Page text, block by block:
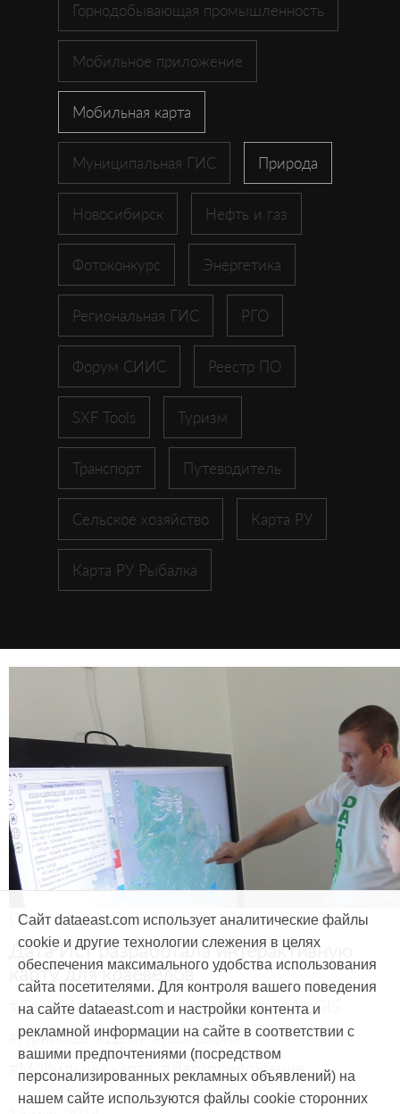
Горнодобывающая промышленность
Мобильное приложение
Мобильная карта
Муниципальная ГИС Природа
Новосибирск Нефть и газ
Фотоконкурс Энергетика
Региональная ГИС РГО
Форум СИИС Реестр ПО
SXF Tools Туризм
Транспорт Путеводитель
Сельское хозяйство Карта РУ
Карта РУ Рыбалка
Продукты и услуги
Дата Ист разработала интерактивную
карту для краеведов
#CarryMap #Интерактивная карта #ArcGIS
#Природа #Дети #География
#Мобильная карта #Веб-приложение
Сайт dataeast.com использует аналитические файлы
cookie и другие технологии слежения в целях
обеспечения максимального удобства использования
сайта посетителями. Для контроля вашего поведения
на сайте dataeast.com и настройки контента и
рекламной информации на сайте в соответствии с
вашими предпочтениями (посредством
персонализированных рекламных объявлений) на
нашем сайте используются файлы cookie сторонних